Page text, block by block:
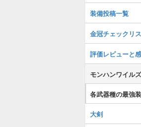
装備投稿一覧
金冠チェックリ
評価レビューと
モンハンワイル
各武器種の最強
大剣